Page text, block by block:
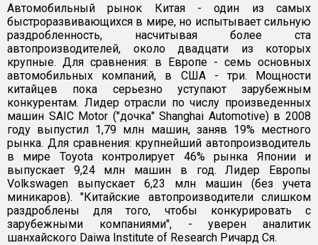
Автомобильный рынок Китая - один из самых
быстроразвивающихся в мире, но испытывает сильную
раздробленность, насчитывая более ста
автопроизводителей, около двадцати из которых
крупные. Для сравнения: в Европе - семь основных
автомобильных компаний, в США - три. Мощности
китайцев пока серьезно уступают зарубежным
конкурентам. Лидер отрасли по числу произведенных
машин SAIC Motor ("дочка" Shanghai Automotive) в 2008
году выпустил 1,79 млн машин, заняв 19% местного
рынка. Для сравнения: крупнейший автопроизводитель
в мире Toyota контролирует 46% рынка Японии и
выпускает 9,24 млн машин в год. Лидер Европы
Volkswagen выпускает 6,23 млн машин (без учета
миникаров). "Китайские автопроизводители слишком
раздроблены для того, чтобы конкурировать с
зарубежными компаниями", - уверен аналитик
шанхайского Daiwa Institute of Research Ричард Ся.